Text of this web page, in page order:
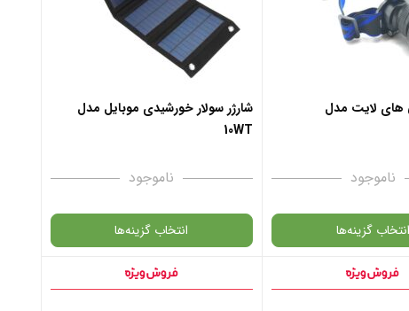
به سبد خرید افزودن به سبد خرید
✧ چت با پشتیبان واتس آپ
های لایت مدل
ناموجود
انتخاب گزینه‌ها
شارژر سولار خورشیدی موبایل مدل
10WT
ناموجود
انتخاب گزینه‌ها